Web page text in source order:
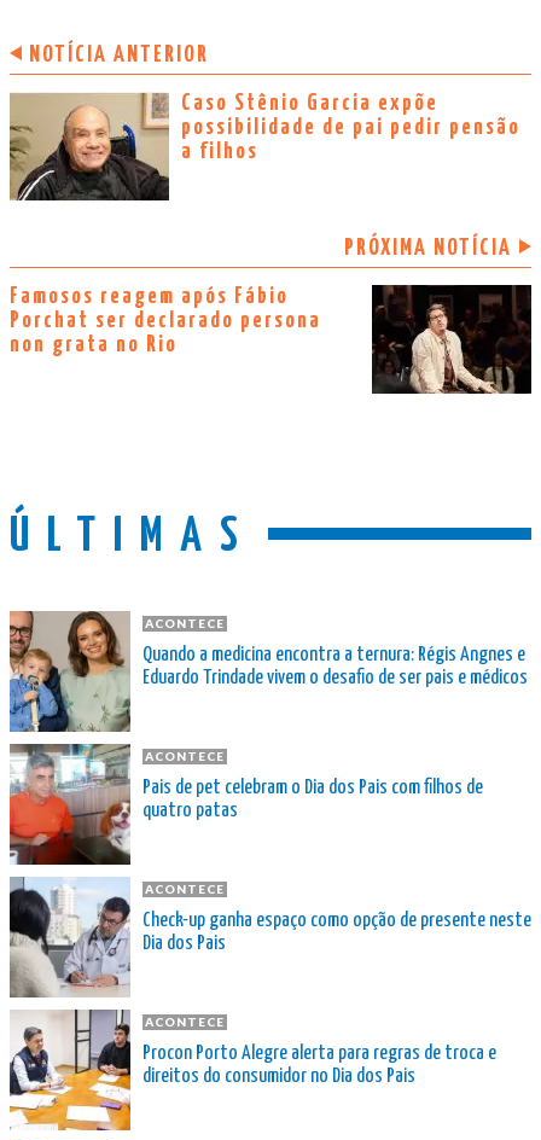
NOTÍCIA ANTERIOR
Caso Stênio Garcia expõe
possibilidade de pai pedir pensão
a filhos
PRÓXIMA NOTÍCIA
Famosos reagem após Fábio
Porchat ser declarado persona
non grata no Rio
ÚLTIMAS
ACONTECE
Quando a medicina encontra a ternura: Régis Angnes e
Eduardo Trindade vivem o desafio de ser pais e médicos
ACONTECE
Pais de pet celebram o Dia dos Pais com filhos de
quatro patas
ACONTECE
Check-up ganha espaço como opção de presente neste
Dia dos Pais
ACONTECE
Procon Porto Alegre alerta para regras de troca e
direitos do consumidor no Dia dos Pais